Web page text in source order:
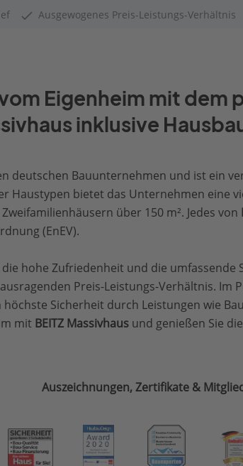
Ausgewogenes Preis-Leistungs-Verhältnis
Eigenheim mit dem
inklusive
deutschen Bauunternehmen und ist ein
Haustypen bietet das Unternehmen eine
über 150 m². Jedes von
(EnEV).
die hohe Zufriedenheit und die
Preis-Leistungs-Verhältnis.
Sicherheit durch Leistungen wie
mit BEITZ Massivhaus und genießen Sie
Auszeichnungen, Zertifikate &